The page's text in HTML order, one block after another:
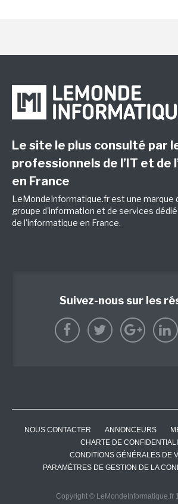
Le site le plus consulté par
professionnels de l’IT et de
en France
LeMondeInformatique.fr est une marque
groupe d'information et de services
de l'informatique en France.
Suivez-nous sur les
NOUS CONTACTER ANNONCEURS
CHARTE DE
CONDITIONS GÉNÉRALES DE
PARAMÈTRES DE GESTION DE LA
Copyright © LeMondeInformatique.fr